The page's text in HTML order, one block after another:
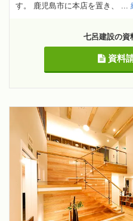
す。 鹿児島市に本店を置き、 ...
七呂建設の資
資料